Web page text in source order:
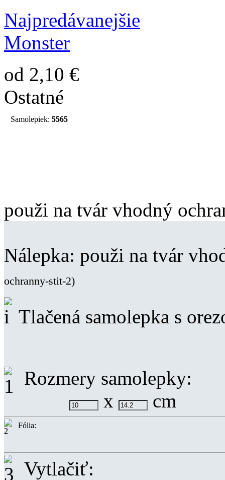
Najpredávanejšie
Monster
od 2,10 €
Ostatné
Samolepiek: 5565
použi na tvár vhodný
Nálepka: použi na tvár
ochranny-stit-2)
Tlačená samolepka s
Rozmery samolepky:
x
cm
Fólia:
Vytlačiť: